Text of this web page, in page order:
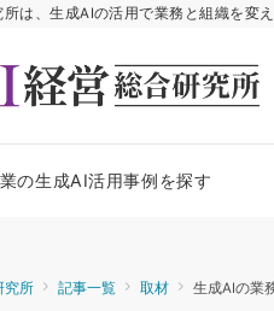
は、生成AIの活用で業務と組織を変
の生成AI活用事例を探す
究所 記事一覧 取材 生成AIの業